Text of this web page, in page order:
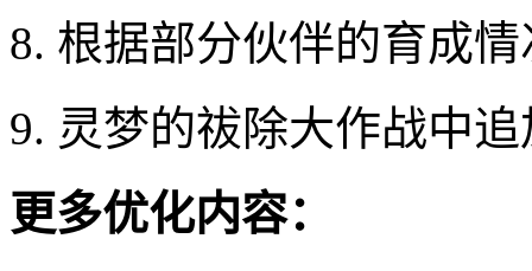
8. 根据部分伙伴的育成
9. 灵梦的祓除大作战中
更多优化内容：